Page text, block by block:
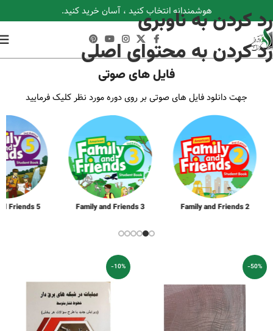
رد کردن به ناوبری
رد کردن به محتوای اصلی
هوشمندانه انتخاب کنید ، آسان خرید کنید.
Audio File
فایل های صوتی
جهت دانلود فایل های صوتی بر روی دوره مورد نظر کلیک فرمایید
Family and Friends 2
Family and Friends 3
Friends 5
-50%
-10%